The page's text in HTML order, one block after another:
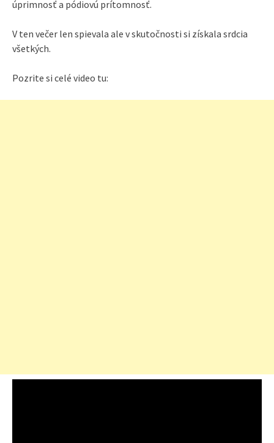
úprimnosť a pódiovú prítomnosť.
V ten večer len spievala ale v skutočnosti si získala srdcia
všetkých.
Pozrite si celé video tu: